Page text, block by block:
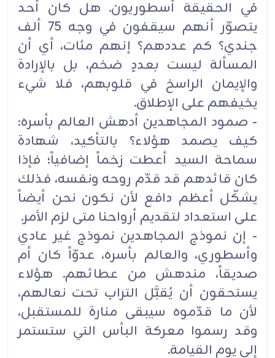
في الحقيقة أسطوريون. هل كان أحد
يتصوّر أنهم سيقفون في وجه 75 ألف
جندي؟ كم عددهم؟ إنهم مئات، أي أن
المسألة ليست بعددٍ ضخم، بل بالإرادة
والإيمان الراسخ في قلوبهم، فلا شيء
يخيفهم على الإطلاق.
- صمود المجاهدين أدهش العالم بأسره:
كيف يصمد هؤلاء؟ بالتأكيد، شهادة
سماحة السيد أعطت زخماً إضافياً؛ فإذا
كان قائدهم قد قدّم روحه ونفسه، فذلك
يشكّل أعظم دافع لأن نكون نحن أيضاً
على استعداد لتقديم أرواحنا متى لزم الأمر.
- إن نموذج المجاهدين نموذج غير عادي
وأسطوري، والعالم بأسره، عدوّاً كان أم
صديقاً، مندهش من عطائهم. هؤلاء
يستحقون أن يُقبَّل التراب تحت نعالهم،
لأن ما قدّموه سيبقى منارة للمستقبل،
وقد رسموا معركة البأس التي ستستمر
إلى يوم القيامة.